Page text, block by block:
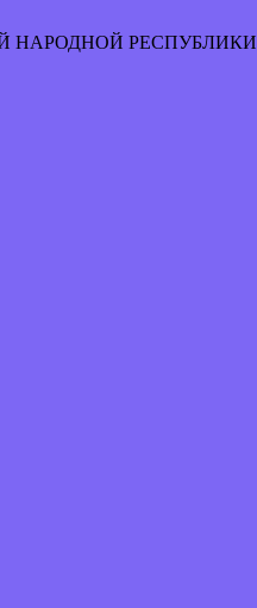
НАРОДНОЙ РЕСПУБЛИКИ